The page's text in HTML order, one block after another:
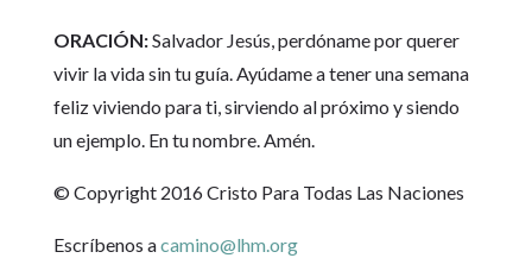
ORACIÓN:Salvador Jesús, perdóname por querer
vivir la vida sin tu guía. Ayúdame a tener una semana
feliz viviendo para ti, sirviendo al próximo y siendo
un ejemplo. En tu nombre. Amén.
© Copyright 2016 Cristo Para Todas Las Naciones
Escríbenos acamino@lhm.org